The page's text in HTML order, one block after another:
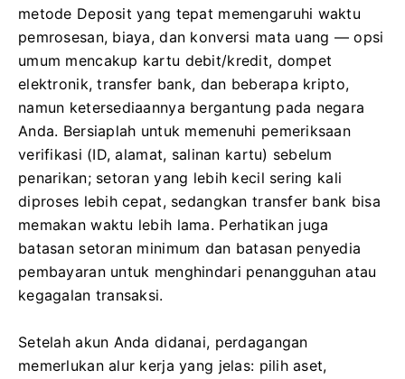
metode Deposit yang tepat memengaruhi waktu
pemrosesan, biaya, dan konversi mata uang — opsi
umum mencakup kartu debit/kredit, dompet
elektronik, transfer bank, dan beberapa kripto,
namun ketersediaannya bergantung pada negara
Anda. Bersiaplah untuk memenuhi pemeriksaan
verifikasi (ID, alamat, salinan kartu) sebelum
penarikan; setoran yang lebih kecil sering kali
diproses lebih cepat, sedangkan transfer bank bisa
memakan waktu lebih lama. Perhatikan juga
batasan setoran minimum dan batasan penyedia
pembayaran untuk menghindari penangguhan atau
kegagalan transaksi.
Setelah akun Anda didanai, perdagangan
memerlukan alur kerja yang jelas: pilih aset,